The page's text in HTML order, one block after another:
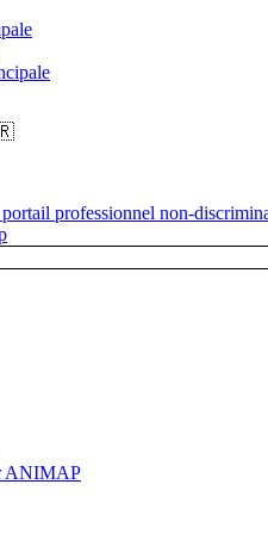
professionnel non-
ANIMAP